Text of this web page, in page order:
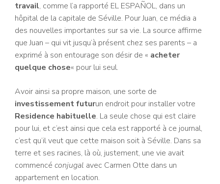
travail, comme l’a rapporté EL ESPAÑOL, dans un
hôpital de la capitale de Séville. Pour Juan, ce média a
des nouvelles importantes sur sa vie. La source affirme
que Juan – qui vit jusqu’à présent chez ses parents – a
exprimé à son entourage son désir de « acheter
quelque chose« pour lui seul.
Avoir ainsi sa propre maison, une sorte de
investissement futurun endroit pour installer votre
Residence habituelle. La seule chose qui est claire
pour lui, et c’est ainsi que cela est rapporté à ce journal,
c’est qu’il veut que cette maison soit à Séville. Dans sa
terre et ses racines, là où, justement, une vie avait
commencé conjugal avec Carmen Otte dans un
appartement en location.